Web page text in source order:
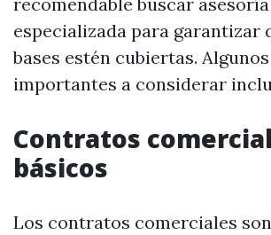
especializada para garantizar
bases estén cubiertas.
importantes a considerar
Contratos
básicos
Los contratos comerciales son